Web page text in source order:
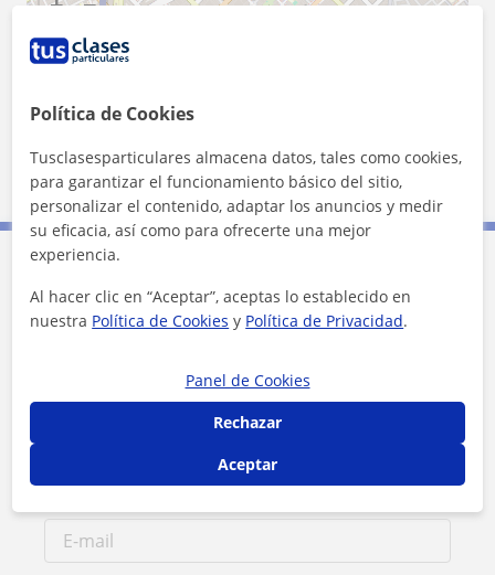
500 m
2000 ft
Leaflet| ©OpenStreetMapcontributors
Contacta con Giovanni
1ª clase gratis
Política de Cookies
Tusclasesparticulares almacena datos, tales como cookies,
para garantizar el funcionamiento básico del sitio,
personalizar el contenido, adaptar los anuncios y medir
su eficacia, así como para ofrecerte una mejor
experiencia.
Al hacer clic en “Aceptar”, aceptas lo establecido en
nuestra Política de Cookies y Política de Privacidad.
Panel de Cookies
Rechazar
Aceptar